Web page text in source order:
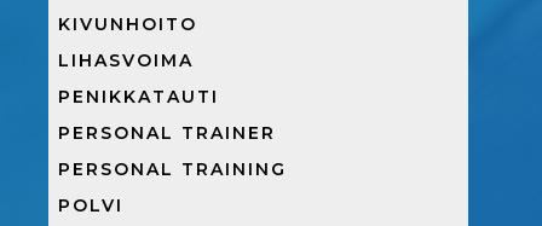
KIVUNHOITO
LIHASVOIMA
PENIKKATAUTI
PERSONAL TRAINER
PERSONAL TRAINING
POLVI